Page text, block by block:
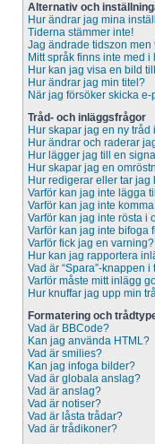
Alternativ och
Hur ändrar jag mina
Tiderna stämmer inte!
Jag ändrade tidszon
Mitt språk finns inte med i
Hur kan jag visa en bild
Hur ändrar jag min titel?
När jag försöker skicka
Tråd- och inläggsfrågor
Hur skapar jag en ny tråd
Hur ändrar och raderar
Hur lägger jag till en
Hur skapar jag en
Hur redigerar eller tar jag
Varför kan jag inte lägga
Varför kan jag inte
Varför kan jag inte rösta i
Varför kan jag inte bifoga
Varför fick jag en varning?
Hur kan jag rapportera
Vad är “Spara”-knappen
Varför måste mitt inlägg
Hur knuffar jag upp min
Formatering och
Vad är BBCode?
Kan jag använda HTML?
Vad är smilies?
Kan jag infoga bilder?
Vad är globala anslag?
Vad är anslag?
Vad är notiser?
Vad är låsta trådar?
Vad är trådikoner?